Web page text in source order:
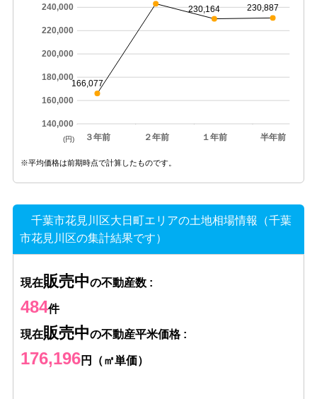
３年前 ２年前 １年前 半年前
140,000
160,000
180,000
200,000
220,000
240,000
166,077
230,164
230,887
(円)
※平均価格は前期時点で計算したものです。
千葉市花見川区大日町エリアの土地相場情報（千葉
市花見川区の集計結果です）
現在販売中の不動産数 :
484件
現在販売中の不動産平米価格 :
176,196円（㎡単価）